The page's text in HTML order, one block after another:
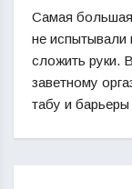
Самая
не испытывали
сложить руки.
заветному
табу и